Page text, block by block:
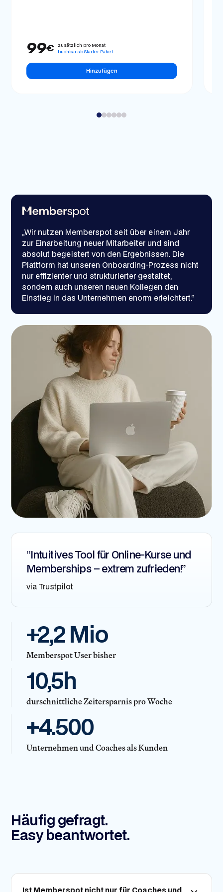
99€
zusätzlich pro Monat
buchbar ab Starter Paket
Hinzufügen
„Wir nutzen Memberspot seit über einem Jahr
zur Einarbeitung neuer Mitarbeiter und sind
absolut begeistert von den Ergebnissen. Die
Plattform hat unseren Onboarding-Prozess nicht
nur effizienter und strukturierter gestaltet,
sondern auch unseren neuen Kollegen den
Einstieg in das Unternehmen enorm erleichtert.“
“Intuitives Tool für Online-Kurse und
Memberships – extrem zufrieden!”
via Trustpilot
+2,2 Mio
Memberspot User bisher
10,5h
durschnittliche Zeitersparnis pro Woche
+4.500
Unternehmen und Coaches als Kunden
Häufig gefragt.
Easy beantwortet.